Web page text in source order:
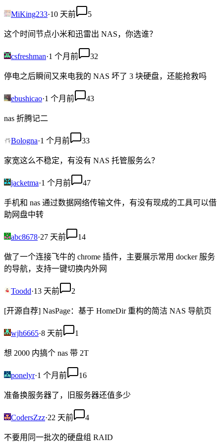
MiKing233·10 天前 5
这个时间节点小米和迅雷出 NAS，你选谁？
csfreshman·1 个月前 32
停电之后瞬间又来电我的 NAS 坏了 3 块硬盘，还能抢救吗
ebushicao·1 个月前 43
nas 折腾记二
Bologna·1 个月前 33
家宽这么不稳定，有没有 NAS 托管服务么？
jacketma·1 个月前 47
手机和 nas 通过数据网络传输文件，有没有现成的工具可以借
助网盘中转
abc8678·27 天前 14
做了一个连接飞牛的 chrome 插件，主要展示常用 docker 服务
的导航，支持一键切换内外网
Toodd·13 天前 2
[开源自荐] NasPage：基于 HomeDir 重构的简洁 NAS 导航页
wjh6665·8 天前 1
想 2000 内搞个 nas 带 2T
ponelyr·1 个月前 16
准备换服务器了，旧服务器还值多少
CodersZzz·22 天前 4
不要用同一批次的硬盘组 RAID